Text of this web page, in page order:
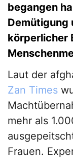
begangen
Demütigung
körperlicher
Laut der
Zan Times
mehr als
Frauen.